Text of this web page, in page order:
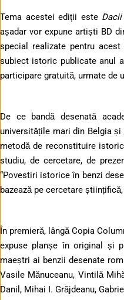
Tema acestei ediții este
așadar vor expune artiști BD
special realizate pentru
subiect istoric publicate anul
participare gratuită, urmate de
De ce bandă desenată
universitățile mari din Belgia și
metodă de reconstituire
studiu, de cercetare, de
“Povestiri istorice în benzi
bazează pe cercetare
În premieră, lângă Copia
expuse planșe în original și
maeștri ai benzii desenate
Vasile Mănuceanu, Vintilă
Danil, Mihai I. Grăjdeanu,